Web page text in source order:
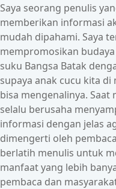
Saya seorang penulis
memberikan informasi
mudah dipahami. Saya
mempromosikan
suku Bangsa Batak
supaya anak cucu kita di
bisa mengenalinya. Saat
selalu berusaha
informasi dengan jelas
dimengerti oleh
berlatih menulis untuk
manfaat yang lebih
pembaca dan